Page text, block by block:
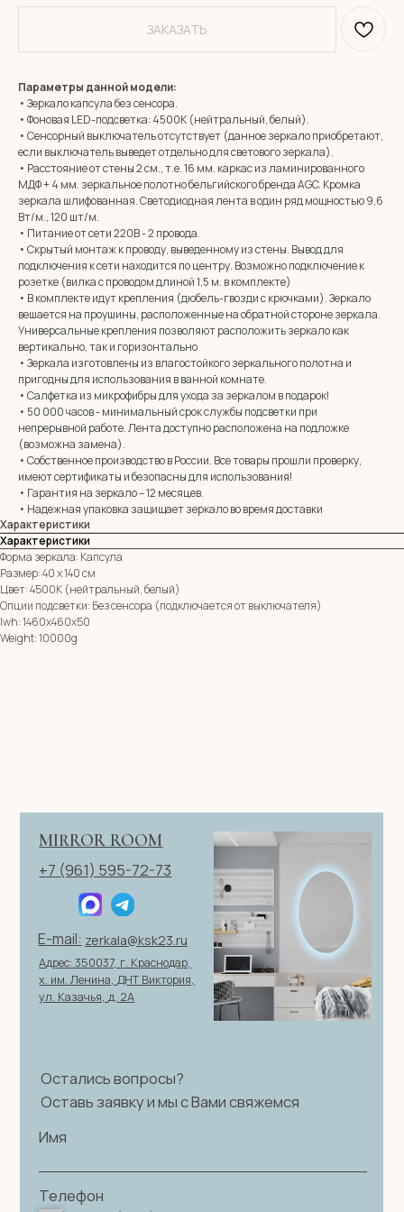
ЗАКАЗАТЬ
Параметры данной модели:
• Зеркало капсула без сенсора.
• Фоновая LED-подсветка: 4500К (нейтральный, белый).
• Сенсорный выключатель отсутствует (данное зеркало приобретают,
если выключатель выведет отдельно для светового зеркала).
• Расстояние от стены 2 см., т.е. 16 мм. каркас из ламинированного
МДФ + 4 мм. зеркальное полотно бельгийского бренда AGC. Кромка
зеркала шлифованная. Светодиодная лента в один ряд мощностью 9,6
Вт/м., 120 шт/м.
• Питание от сети 220В - 2 провода.
• Скрытый монтаж к проводу, выведенному из стены. Вывод для
подключения к сети находится по центру. Возможно подключение к
розетке (вилка с проводом длиной 1,5 м. в комплекте)
• В комплекте идут крепления (дюбель-гвозди с крючками). Зеркало
вешается на проушины, расположенные на обратной стороне зеркала.
Универсальные крепления позволяют расположить зеркало как
вертикально, так и горизонтально
• Зеркала изготовлены из влагостойкого зеркального полотна и
пригодны для использования в ванной комнате.
• Салфетка из микрофибры для ухода за зеркалом в подарок!
• 50 000 часов - минимальный срок службы подсветки при
непрерывной работе. Лента доступно расположена на подложке
(возможна замена).
• Собственное производство в России. Все товары прошли проверку,
имеют сертификаты и безопасны для использования!
• Гарантия на зеркало – 12 месяцев.
• Надежная упаковка защищает зеркало во время доставки
Характеристики
Характеристики
Форма зеркала: Капсула
Размер: 40 х 140 см
Цвет: 4500К (нейтральный, белый)
Опции подсветки: Без сенсора (подключается от выключателя)
lwh: 1460x460x50
Weight: 10000g
MIRROR ROOM
+7 (961) 595-72-73
E-mail:
Адрес: 350037, г. Краснодар,
х. им. Ленина, ДНТ Виктория,
ул. Казачья, д. 2А
© 2026 ИП Клевцов Е.А.Все права защищены.
персональных данных|Договор оферты
zerkala@ksk23.ru
Остались вопросы?
Оставь заявку и мы с Вами свяжемся
Имя
Телефон
+7